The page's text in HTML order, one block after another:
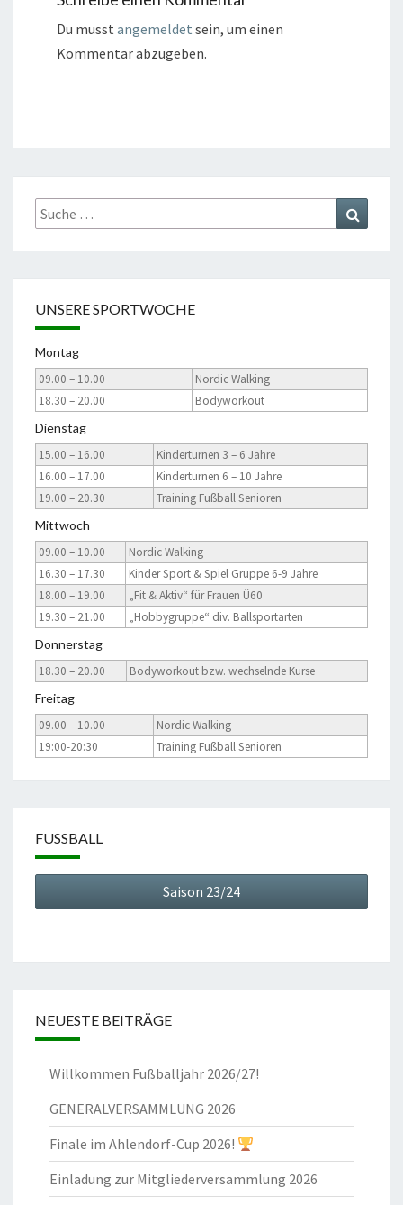
Du musst angemeldet sein, um einen
Kommentar abzugeben.
Suche
nach:
UNSERE SPORTWOCHE
Montag
09.00 – 10.00
Nordic Walking
18.30 – 20.00
Bodyworkout
Dienstag
15.00 – 16.00
Kinderturnen 3 – 6 Jahre
16.00 – 17.00
Kinderturnen 6 – 10 Jahre
19.00 – 20.30
Training Fußball Senioren
Mittwoch
09.00 – 10.00
Nordic Walking
16.30 – 17.30
Kinder Sport & Spiel Gruppe 6-9 Jahre
18.00 – 19.00
„Fit & Aktiv“ für Frauen Ü60
19.30 – 21.00
„Hobbygruppe“ div. Ballsportarten
Donnerstag
18.30 – 20.00
Bodyworkout bzw. wechselnde Kurse
Freitag
09.00 – 10.00
Nordic Walking
19:00-20:30
Training Fußball Senioren
FUSSBALL
Saison 23/24
NEUESTE BEITRÄGE
Willkommen Fußballjahr 2026/27!
GENERALVERSAMMLUNG 2026
Finale im Ahlendorf-Cup 2026!
Einladung zur Mitgliederversammlung 2026